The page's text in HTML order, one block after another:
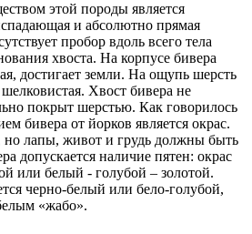
этой породы является
и абсолютно прямая
пробор вдоль всего тела
хвоста. На корпусе бивера
достигает земли. На ощупь шерсть
Хвост бивера не
покрыт шерстью. Как говорилось
бивера от йорков является окрас.
лапы, живот и грудь должны быть
допускается наличие пятен: окрас
или белый - голубой – золотой.
черно-белый или бело-голубой,
«жабо».